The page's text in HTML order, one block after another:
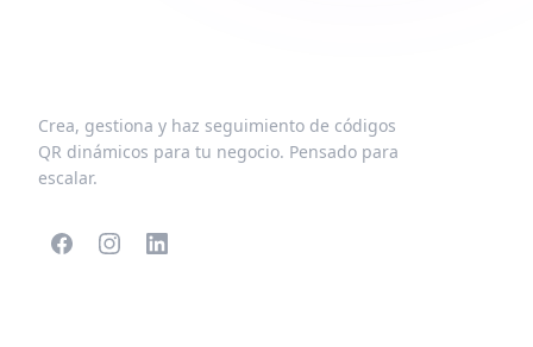
Crea, gestiona y haz seguimiento de códigos
QR dinámicos para tu negocio. Pensado para
escalar.